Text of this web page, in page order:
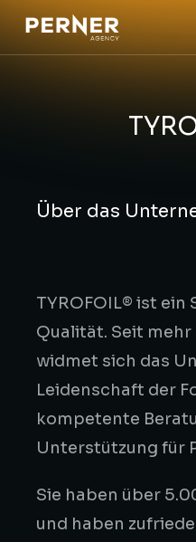
Über das
TYROFOIL® ist ein
Qualität. Seit
widmet sich das
Leidenschaft der
kompetente
Unterstützung für
Sie haben über
und haben